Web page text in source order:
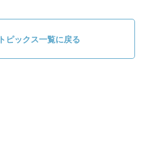
トピックス一覧に戻る